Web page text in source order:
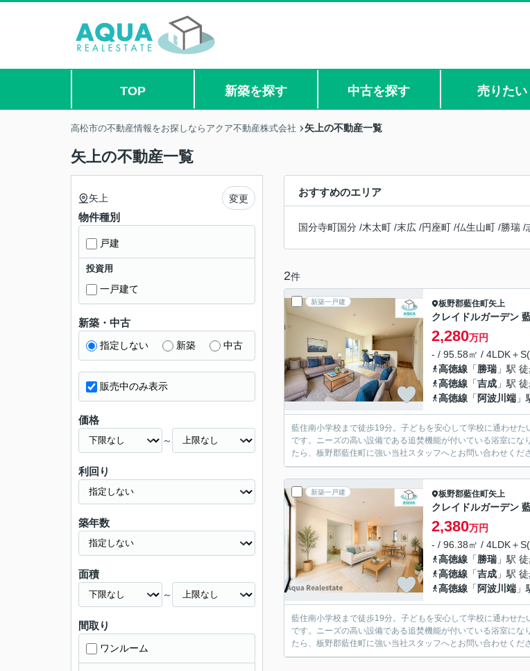
TOP 新築を探す 中古を探す 売りたい
高松市の不動産情報をお探しならアクア不動産株式会社 矢上の不動産一覧
矢上の不動産一覧
おすすめのエリア
国分寺町国分 /木太町 /末広 /円座町 /仏生山町 /勝瑞 /
2件
新築一戸建 板野郡藍住町矢上
クレイドルガーデン
2,280万円
- / 95.58㎡ / 4LDK＋
高徳線 「勝瑞 」駅
高徳線 「吉成 」駅
高徳線 「 阿波川端
藍住南小学校まで徒歩19分。子どもを安心して学校に通わせ
です。ニーズの高い設備である追焚機能が付いている浴室に
たら、板野郡藍住町に強い当社スタッフへとお問い合わせくだ
新築一戸建 板野郡藍住町矢上
クレイドルガーデン
2,380万円
- / 96.38㎡ / 4LDK＋
高徳線 「勝瑞 」駅
高徳線 「吉成 」駅
高徳線 「 阿波川端
藍住南小学校まで徒歩19分。子どもを安心して学校に通わせ
です。ニーズの高い設備である追焚機能が付いている浴室に
たら、板野郡藍住町に強い当社スタッフへとお問い合わせくだ
矢上 変更
物件種別
戸建
投資用
一戸建て
新築・中古
指定しない 新築 中古
販売中のみ表示
価格
～
利回り
築年数
面積
～
間取り
ワンルーム